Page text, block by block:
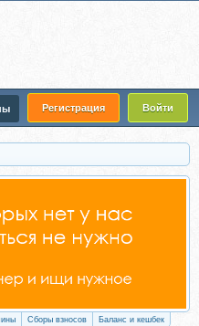
Регистрация Войти
Сборы взносов Баланс и кешбек